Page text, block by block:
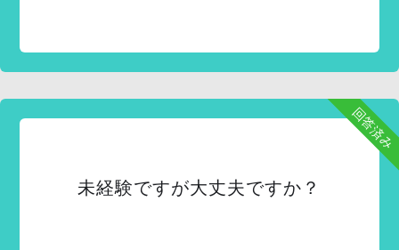
回答済み
未経験ですが大丈夫ですか？